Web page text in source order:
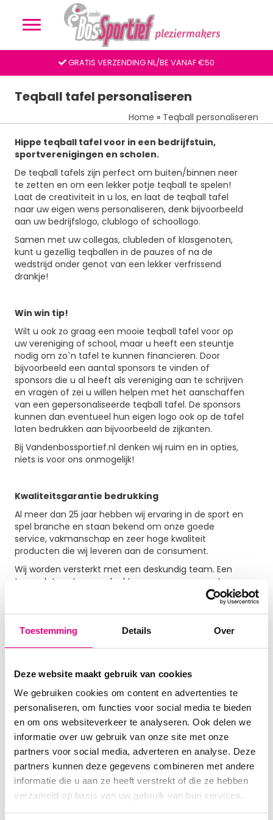
Toestemming Details Over
Deze website maakt gebruik van cookies
We gebruiken cookies om content en advertenties te
personaliseren, om functies voor social media te bieden
en om ons websiteverkeer te analyseren. Ook delen we
informatie over uw gebruik van onze site met onze
partners voor social media, adverteren en analyse. Deze
partners kunnen deze gegevens combineren met andere
informatie die u aan ze heeft verstrekt of die ze hebben
verzameld op basis van uw gebruik van hun services.
GRATIS VERZENDING NL/BE VANAF €50
Teqball tafel personaliseren
Home » Teqball personaliseren
Hippe teqball tafel voor in een bedrijfstuin,
sportverenigingen en scholen.
De teqball tafels zijn perfect om buiten/binnen neer
te zetten en om een lekker potje teqball te spelen!
Laat de creativiteit in u los, en laat de teqball tafel
naar uw eigen wens personaliseren, denk bijvoorbeeld
aan uw bedrijfslogo, clublogo of schoollogo.
Samen met uw collegas, clubleden of klasgenoten,
kunt u gezellig teqballen in de pauzes of na de
wedstrijd onder genot van een lekker verfrissend
drankje!
Win win tip!
Wilt u ook zo graag een mooie teqball tafel voor op
uw vereniging of school, maar u heeft een steuntje
nodig om zo`n tafel te kunnen financieren. Door
bijvoorbeeld een aantal sponsors te vinden of
sponsors die u al heeft als vereniging aan te schrijven
en vragen of zei u willen helpen met het aanschaffen
van een gepersonaliseerde teqball tafel. De sponsors
kunnen dan eventueel hun eigen logo ook op de tafel
laten bedrukken aan bijvoorbeeld de zijkanten.
Bij Vandenbossportief.nl denken wij ruim en in opties,
niets is voor ons onmogelijk!
Kwaliteitsgarantie bedrukking
Al meer dan 25 jaar hebben wij ervaring in de sport en
spel branche en staan bekend om onze goede
service, vakmanschap en zeer hoge kwaliteit
producten die wij leveren aan de consument.
Wij worden versterkt met een deskundig team. Een
team dat met u meedenkt om uw wensen om te
bedrukkings tafels ook 2-jaar bedrukkings garantie,
zodat u zeker bent van een hele mooie
gepersonaliseerde speeltafel, die helemaal
opmaakkosten voor alle gepersonaliseerde
geschiedt na het akkoord geven van een door ons
opgemaakte vrijblijvende digitaal voorbeeld, zodat u
zelf nog goed kunt kijken of er nog dingen aangepast
moeten worden.
Kom in contact: